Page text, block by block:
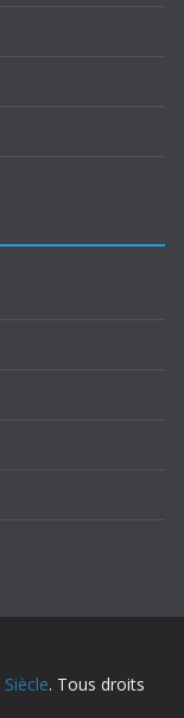
. Tous droits